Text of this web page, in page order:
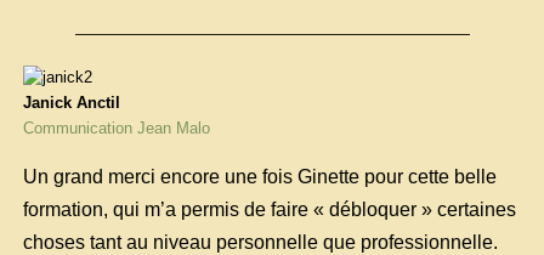
—————————————————————————
Janick Anctil
Communication Jean Malo
Un grand merci encore une fois Ginette pour cette belle
formation, qui m’a permis de faire « débloquer » certaines
choses tant au niveau personnelle que professionnelle.